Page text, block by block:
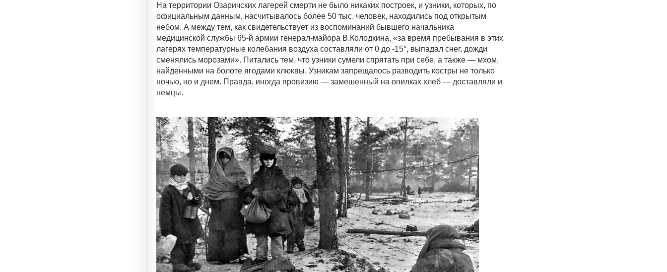
На территории Озаричских лагерей смерти не было никаких построек, и узники, которых, по
официальным данным, насчитывалось более 50 тыс. человек, находились под открытым
небом. А между тем, как свидетельствует из воспоминаний бывшего начальника
медицинской службы 65-й армии генерал-майора В.Колодкина, «за время пребывания в этих
лагерях температурные колебания воздуха составляли от 0 до -15°, выпадал снег, дожди
сменялись морозами». Питались тем, что узники сумели спрятать при себе, а также — мхом,
найденными на болоте ягодами клюквы. Узникам запрещалось разводить костры не только
ночью, но и днем. Правда, иногда провизию — замешенный на опилках хлеб — доставляли и
немцы.